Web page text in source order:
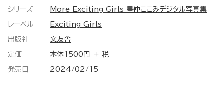
シリーズ More Exciting Girls 星仲ここみデジタル写真集
レーベル Exciting Girls
出版社 文友舎
定価 本体1500円 ＋ 税
発売日 2024/02/15